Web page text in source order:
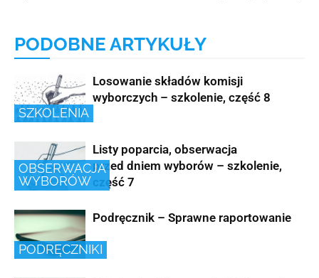
PODOBNE ARTYKUŁY
SZKOLENIA
Losowanie składów komisji
wyborczych – szkolenie, część 8
OBSERWACJA
WYBORÓW
Listy poparcia, obserwacja
przed dniem wyborów – szkolenie,
część 7
PODRĘCZNIKI
Podręcznik – Sprawne raportowanie